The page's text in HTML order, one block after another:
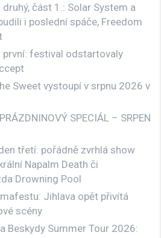
část 1.: Solar System a
i poslední spáče, Freedom
festival odstartovaly
Sweet vystoupí v srpnu 2026 v
SPECIÁL – SRPEN
třetí: pořádně zvrhlá show
Napalm Death či
Drowning Pool
Jihlava opět přivítá
scény
Beskydy Summer Tour 2026: